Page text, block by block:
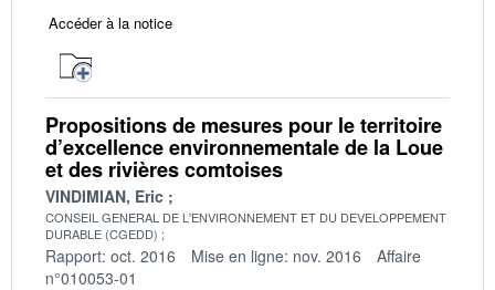
Accéder à la notice
Propositions de mesures pour le territoire
d’excellence environnementale de la Loue
et des rivières comtoises
VINDIMIAN, Eric
CONSEIL GENERAL DE L'ENVIRONNEMENT ET DU DEVELOPPEMENT
DURABLE (CGEDD)
Rapport: oct. 2016 Mise en ligne: nov. 2016
Affaire
n°010053-01